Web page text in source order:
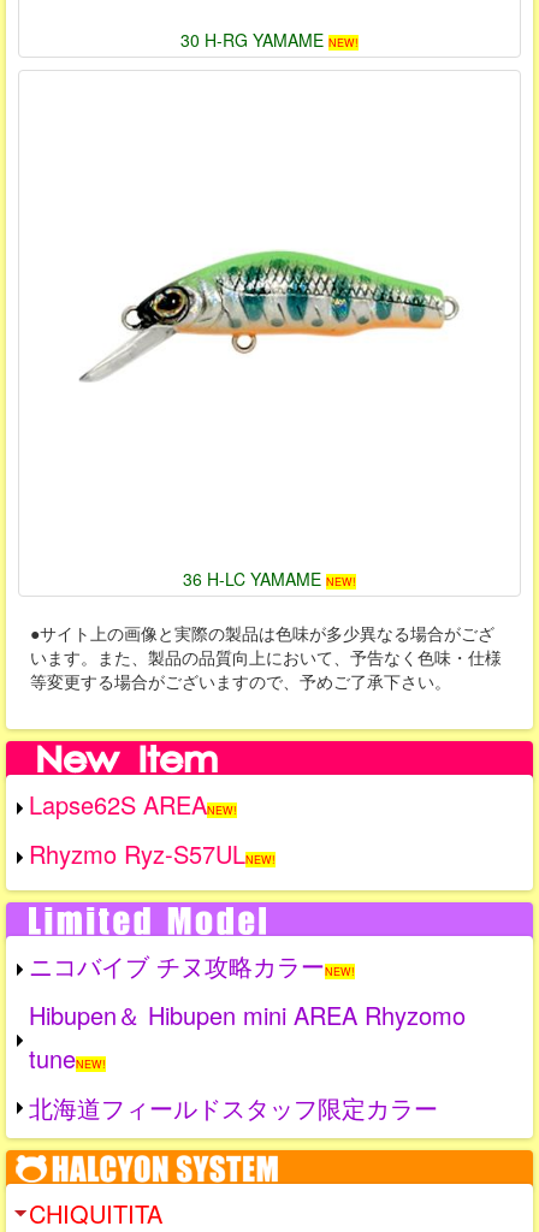
30 H-RG YAMAME NEW!
36 H-LC YAMAME NEW!
●サイト上の画像と実際の製品は色味が多少異なる場合がござ
います。また、製品の品質向上において、予告なく色味・仕様
等変更する場合がございますので、予めご了承下さい。
Lapse62S AREANEW!
Rhyzmo Ryz-S57ULNEW!
ニコバイブ チヌ攻略カラーNEW!
Hibupen＆ Hibupen mini AREA Rhyzomo
tuneNEW!
北海道フィールドスタッフ限定カラー
CHIQUITITA